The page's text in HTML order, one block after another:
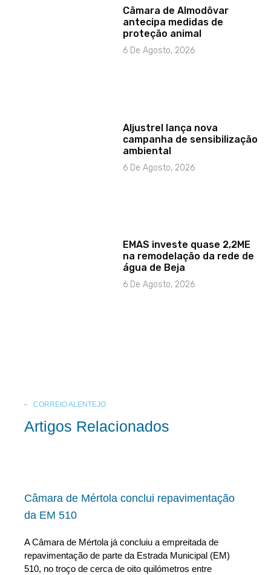
Câmara de Almodôvar
antecipa medidas de
proteção animal
6 De Agosto, 2026
Aljustrel lança nova
campanha de sensibilização
ambiental
6 De Agosto, 2026
EMAS investe quase 2,2ME
na remodelação da rede de
água de Beja
6 De Agosto, 2026
CORREIO ALENTEJO
Artigos Relacionados
Câmara de Mértola conclui repavimentação
da EM 510
A Câmara de Mértola já concluiu a empreitada de
repavimentação de parte da Estrada Municipal (EM)
510, no troço de cerca de oito quilómetros entre